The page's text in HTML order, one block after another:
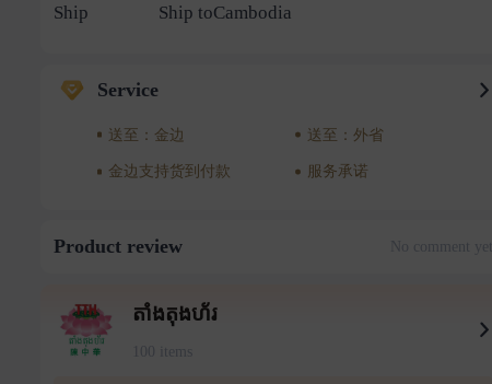
Ship Ship toCambodia
Service
送至：金边 送至：外省
金边支持货到付款 服务承诺
Product review No comment yet
តាំងតុងហ័រ
100 items